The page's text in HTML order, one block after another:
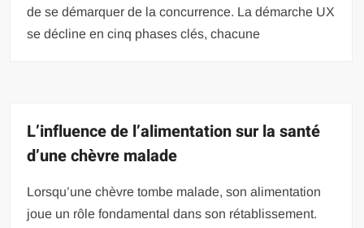
de se démarquer de la concurrence. La démarche UX
se décline en cinq phases clés, chacune
L’influence de l’alimentation sur la santé
d’une chèvre malade
Lorsqu’une chèvre tombe malade, son alimentation
joue un rôle fondamental dans son rétablissement.